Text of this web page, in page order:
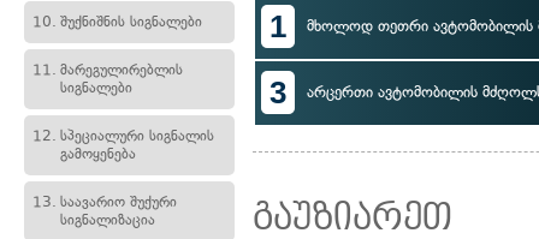
10. შუქნიშნის სიგნალები
11. მარეგულირებლის
სიგნალები
12. სპეციალური სიგნალის
გამოყენება
13. საავარიო შუქური
სიგნალიზაცია
1 მხოლოდ თეთრი ავტომობილის
3 არცერთი ავტომობილის
გაუზიარეთ